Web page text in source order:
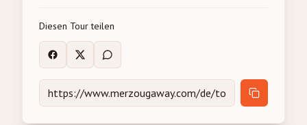
Diesen Tour teilen